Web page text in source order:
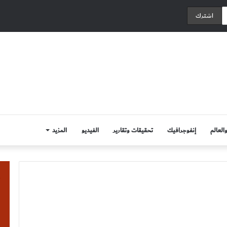
إنفوجرافيك تحقيقات وتقارير الفيديو المزيد